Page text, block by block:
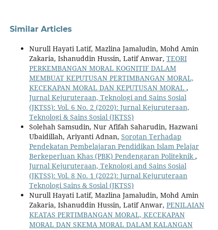
Similar Articles
Nurull Hayati Latif, Mazlina Jamaludin, Mohd Amin
Zakaria, Ishanuddin Hussin, Latif Anwar, TEORI
PERKEMBANGAN MORAL KOGNITIF DALAM
MEMBUAT KEPUTUSAN PERTIMBANGAN MORAL,
KECEKAPAN MORAL DAN KEPUTUSAN MORAL ,
Jurnal Kejuruteraan, Teknologi and Sains Sosial
(JKTSS): Vol. 6 No. 2 (2020): Jurnal Kejuruteraan,
Teknologi & Sains Sosial (JKTSS)
Solehah Samsudin, Nur Afifah Saharudin, Hazwani
Ubaidillah, Ariyanti Adnan, Sorotan Terhadap
Pendekatan Pembelajaran Pendidikan Islam Pelajar
Berkeperluan Khas (PBK) Pendengaran Politeknik ,
Jurnal Kejuruteraan, Teknologi and Sains Sosial
(JKTSS): Vol. 8 No. 1 (2022): Jurnal Kejuruteraan
Teknologi Sains & Sosial (JKTSS)
Nurull Hayati Latif, Mazlina Jamaludin, Mohd Amin
Zakaria, Ishanuddin Hussin, Latif Anwar, PENILAIAN
KEATAS PERTIMBANGAN MORAL, KECEKAPAN
MORAL DAN SKEMA MORAL DALAM KALANGAN